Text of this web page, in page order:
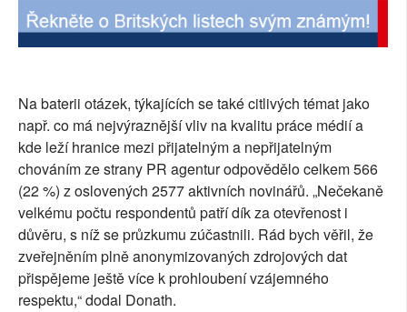
Na baterii otázek, týkajících se také citlivých témat jako
např. co má nejvýraznější vliv na kvalitu práce médií a
kde leží hranice mezi přijatelným a nepřijatelným
chováním ze strany PR agentur odpovědělo celkem 566
(22 %) z oslovených 2577 aktivních novinářů. „Nečekaně
velkému počtu respondentů patří dík za otevřenost i
důvěru, s níž se průzkumu zúčastnili. Rád bych věřil, že
zveřejněním plně anonymizovaných zdrojových dat
přispějeme ještě více k prohloubení vzájemného
respektu,“ dodal Donath.